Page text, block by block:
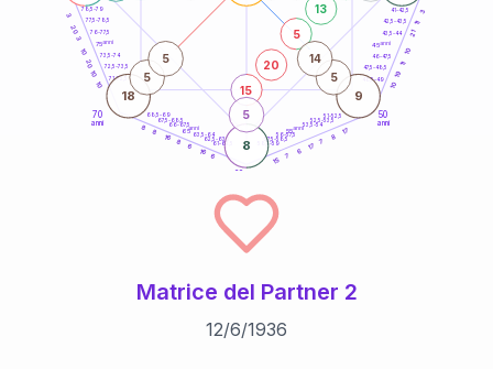
50
anni
60
70
anni
41-42,5
42,5-43,5
43,5-44
46-47,5
47,5-48,5
48,5-49
51-52,5
52,5-53,5
53,5-54
56-57,5
57,5-58,5
58,5-59
61-62,5
62,5-63,5
63,5-64
66-67,5
67,5-68,5
68,5-69
71-72,5
72,5-73,5
73,5-74
76-77,5
77,5-78,5
78,5-79
3
11
21
10
11
19
10
17
8
7
17
6
7
15
6
16
6
8
16
8
8
10
10
20
10
3
20
3
8
18 9
15
20
5
13
5
5
5
5
14
45anni
55anni
65anni
75anni
Matrice del Partner 2
12/6/1936